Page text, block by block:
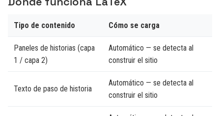
Tipo de contenido Cómo se carga
Paneles de historias (capa
1 / capa 2)
Automático — se detecta al
construir el sitio
Texto de paso de historia
Automático — se detecta al
construir el sitio